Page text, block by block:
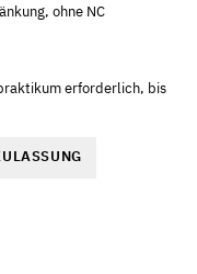
ohne NC
erforderlich, bis